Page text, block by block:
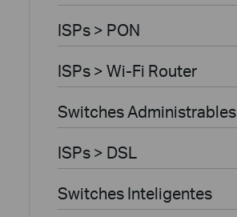
ISPs > PON
ISPs > Wi-Fi Router
Switches Administrables
ISPs > DSL
Switches Inteligentes